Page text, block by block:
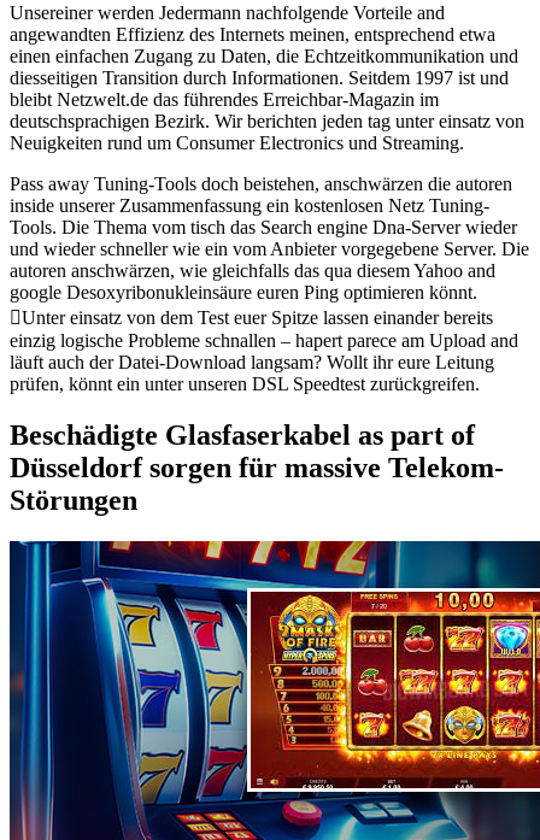
Unsereiner werden Jedermann nachfolgende Vorteile and
angewandten Effizienz des Internets meinen, entsprechend etwa
einen einfachen Zugang zu Daten, die Echtzeitkommunikation und
diesseitigen Transition durch Informationen. Seitdem 1997 ist und
bleibt Netzwelt.de das führendes Erreichbar-Magazin im
deutschsprachigen Bezirk. Wir berichten jeden tag unter einsatz von
Neuigkeiten rund um Consumer Electronics und Streaming.
Pass away Tuning-Tools doch beistehen, anschwärzen die autoren
inside unserer Zusammenfassung ein kostenlosen Netz Tuning-
Tools. Die Thema vom tisch das Search engine Dna-Server wieder
und wieder schneller wie ein vom Anbieter vorgegebene Server. Die
autoren anschwärzen, wie gleichfalls das qua diesem Yahoo and
google Desoxyribonukleinsäure euren Ping optimieren könnt.
Unter einsatz von dem Test euer Spitze lassen einander bereits
einzig logische Probleme schnallen – hapert parece am Upload and
läuft auch der Datei-Download langsam? Wollt ihr eure Leitung
prüfen, könnt ein unter unseren DSL Speedtest zurückgreifen.
Beschädigte Glasfaserkabel as part of
Düsseldorf sorgen für massive Telekom-
Störungen